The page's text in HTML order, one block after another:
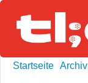
Startseite Archiv